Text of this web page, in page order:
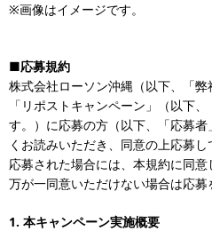
※画像はイメージです。
■応募規約
株式会社ローソン沖縄（以下、「
「リポストキャンペーン」（以下
す。）に応募の方（以下、「応募
くお読みいただき、同意の上応募
応募された場合には、本規約に同意
万が一同意いただけない場合は応募
1. 本キャンペーン実施概要